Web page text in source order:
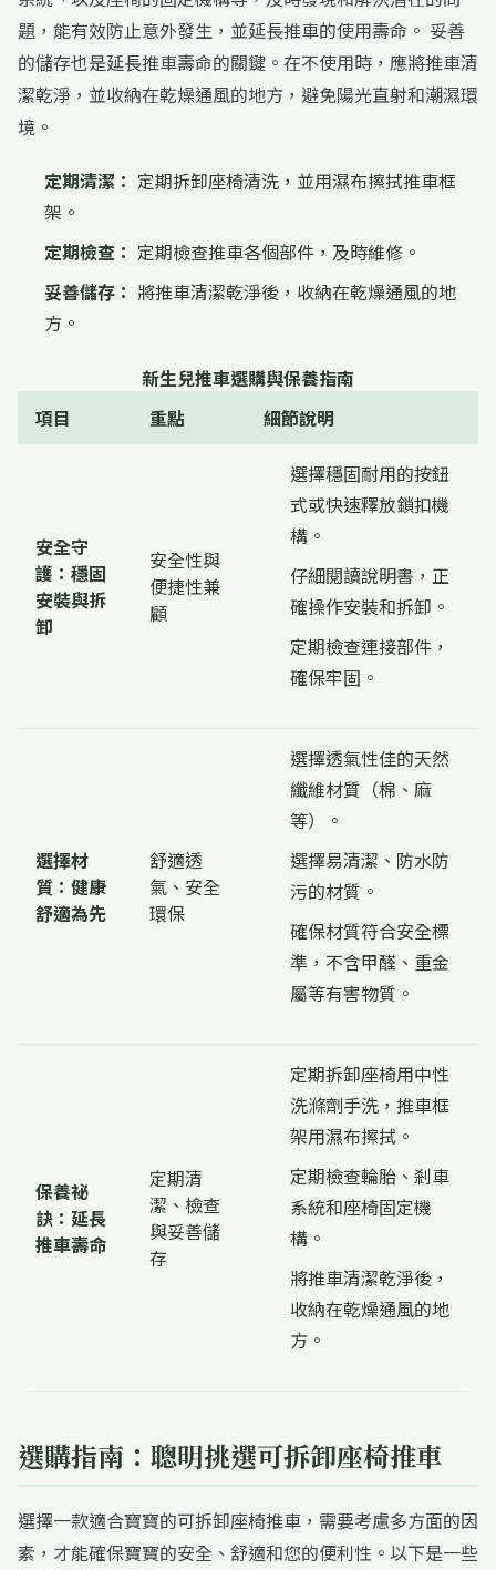
題，能有效防止意外發生，並延長推車的使用壽命。 妥善
的儲存也是延長推車壽命的關鍵。在不使用時，應將推車清
潔乾淨，並收納在乾燥通風的地方，避免陽光直射和潮濕環
境。
定期清潔： 定期拆卸座椅清洗，並用濕布擦拭推車框
架。
定期檢查： 定期檢查推車各個部件，及時維修。
妥善儲存： 將推車清潔乾淨後，收納在乾燥通風的地
方。
新生兒推車選購與保養指南
項目
重點 細節說明
安全守
護：穩固
安裝與拆
卸
安全性與
便捷性兼
顧
選擇穩固耐用的按鈕
式或快速釋放鎖扣機
構。
仔細閱讀說明書，正
確操作安裝和拆卸。
定期檢查連接部件，
確保牢固。
選擇材
質：健康
舒適為先
舒適透
氣、安全
環保
選擇透氣性佳的天然
纖維材質（棉、麻
等）。
選擇易清潔、防水防
污的材質。
確保材質符合安全標
準，不含甲醛、重金
屬等有害物質。
保養祕
訣：延長
推車壽命
定期清
潔、檢查
與妥善儲
存
定期拆卸座椅用中性
洗滌劑手洗，推車框
架用濕布擦拭。
定期檢查輪胎、剎車
系統和座椅固定機
構。
將推車清潔乾淨後，
收納在乾燥通風的地
方。
選購指南：聰明挑選可拆卸座椅推車
選擇一款適合寶寶的可拆卸座椅推車，需要考慮多方面的因
素，才能確保寶寶的安全、舒適和您的便利性。以下是一些